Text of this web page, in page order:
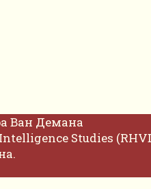
Ван Демана
Studies